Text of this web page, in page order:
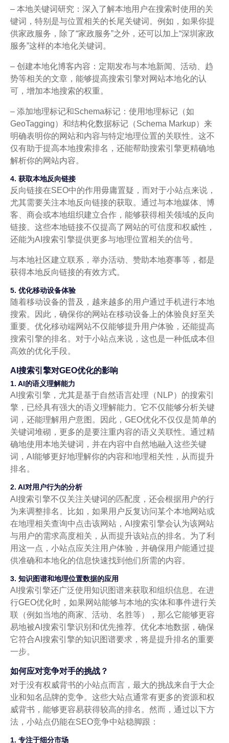
– 本地关键词研究：深入了解本地用户在搜索时使用的关
键词，特别是与位置相关的长尾关键词。例如，如果你提
供家政服务，除了“家政服务”之外，还可以加上“深圳家政
服务”这样的本地化关键词。
– 创建本地化博客内容：定期发布与本地新闻、活动、趋
势等相关的文章，能够提高搜索引擎对网站本地化的认
可，增加本地搜索的权重。
– 添加地理标记和Schema标记：使用地理标记（如
GeoTagging）和结构化数据标记（Schema Markup）来
明确表明你的网站和内容与特定地理位置的关联性。这不
仅有助于提高本地搜索排名，还能帮助搜索引擎更精确地
解析你的网站内容。
4. 获取本地反向链接
反向链接在SEO中的作用毋庸置疑，而对于小站点来说，
尤其需要关注本地反向链接的获取。通过与本地媒体、博
客、商会或本地组织建立合作，能够获得相关领域的反向
链接。这些本地链接不仅提高了网站的可信度和权威性，
还能为AI搜索引擎提供更多与地理位置相关的信号。
与本地社区建立联系，举办活动、赞助本地赛事等，都是
获得本地反向链接的有效方式。
5. 优化移动设备体验
随着移动设备的普及，越来越多的用户通过手机进行本地
搜索。因此，确保你的网站在移动设备上的体验良好至关
重要。优化移动端网站不仅能够提升用户体验，还能提高
搜索引擎的排名。对于小站点来说，这也是一种低成本但
高效的优化手段。
AI搜索引擎对GEO优化的影响
1. AI的语义理解能力
AI搜索引擎，尤其是基于自然语言处理（NLP）的搜索引
擎，已经具有强大的语义理解能力。它不仅能够分析关键
词，还能理解用户意图。因此，GEO优化不仅仅是简单的
关键词堆砌，更多的是要注重内容的语义关联性。通过精
确地使用本地关键词，并在内容中自然地融入这些关键
词，AI能够更好地理解你的内容和地理相关性，从而提升
排名。
2. AI对用户行为的分析
AI搜索引擎不仅关注关键词的匹配度，还会根据用户的行
为来调整排名。比如，如果用户反复访问某个本地网站或
在地理相关查询中点击该网站，AI搜索引擎会认为该网站
与用户的需求高度相关，从而提升该站点的排名。为了利
用这一点，小站点应关注用户体验，并确保用户能通过提
供准确和本地化的信息快速找到他们所需的内容。
3. 知识图谱和地理位置数据的应用
AI搜索引擎还广泛使用知识图谱来获取和组织信息。在进
行GEO优化时，如果网站能够与本地的实体和事件进行关
联（例如当地的商家、活动、名胜等），那么它能够更容
易地被AI搜索引擎识别和优先推荐。优化本地数据，确保
它符合AI搜索引擎的知识图谱要求，将是提升排名的重要
一步。
如何应对竞争对手的挑战？
对于没有权威背书的小站点而言，最大的挑战来自于大企
业和知名品牌的竞争。这些大站点通常有更多的资源和权
威背书，能够更容易获得较高的排名。然而，通过以下方
法，小站点仍能在SEO竞争中站稳脚跟：
1. 专注于细分市场